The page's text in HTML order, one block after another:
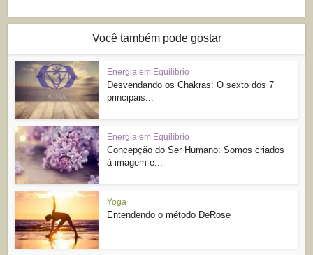
Você também pode gostar
Energia em Equilíbrio
Desvendando os Chakras: O sexto dos 7
principais...
Energia em Equilíbrio
Concepção do Ser Humano: Somos criados
à imagem e...
Yoga
Entendendo o método DeRose